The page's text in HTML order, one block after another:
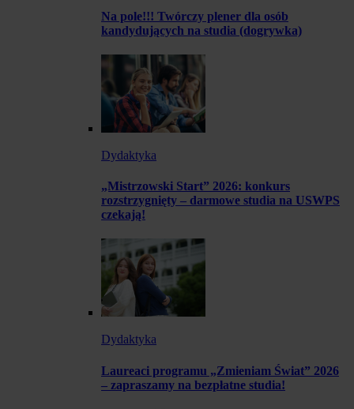
Na pole!!! Twórczy plener dla osób
kandydujących na studia (dogrywka)
Dydaktyka
„Mistrzowski Start” 2026: konkurs
rozstrzygnięty – darmowe studia na USWPS
czekają!
Dydaktyka
Laureaci programu „Zmieniam Świat” 2026
– zapraszamy na bezpłatne studia!